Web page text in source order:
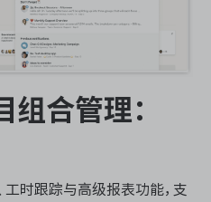
组合管理：
时跟踪与高级报表功能，支